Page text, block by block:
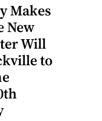
Makes
New
Will
to